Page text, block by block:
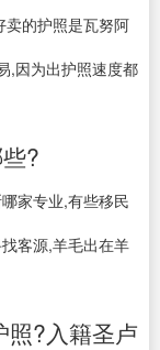
卖的护照是瓦努阿
,因为出护照速度都
?
家专业,有些移民
客源,羊毛出在羊
照?入籍圣卢